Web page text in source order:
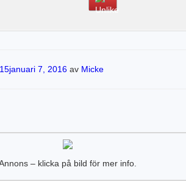
januari 7, 2016 av Micke
– klicka på bild för mer info.